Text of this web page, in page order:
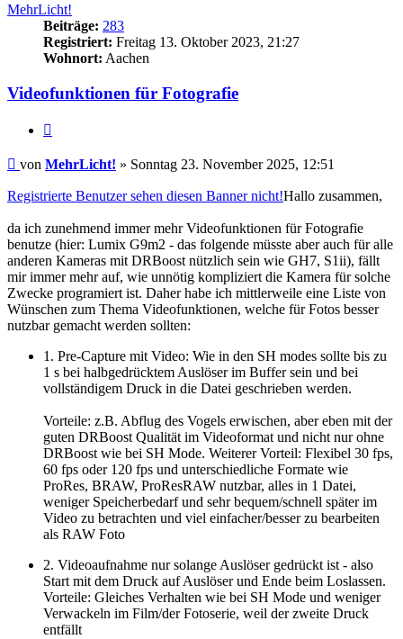
MehrLicht!
Beiträge: 283
Registriert: Freitag 13. Oktober 2023, 21:27
Wohnort: Aachen
Videofunktionen für Fotografie
Beitrag
von MehrLicht! » Sonntag 23. November 2025, 12:51
Registrierte Benutzer sehen diesen Banner nicht!Hallo zusammen,
da ich zunehmend immer mehr Videofunktionen für Fotografie
benutze (hier: Lumix G9m2 - das folgende müsste aber auch für alle
anderen Kameras mit DRBoost nützlich sein wie GH7, S1ii), fällt
mir immer mehr auf, wie unnötig kompliziert die Kamera für solche
Zwecke programiert ist. Daher habe ich mittlerweile eine Liste von
Wünschen zum Thema Videofunktionen, welche für Fotos besser
nutzbar gemacht werden sollten:
1. Pre-Capture mit Video: Wie in den SH modes sollte bis zu
1 s bei halbgedrücktem Auslöser im Buffer sein und bei
vollständigem Druck in die Datei geschrieben werden.
Vorteile: z.B. Abflug des Vogels erwischen, aber eben mit der
guten DRBoost Qualität im Videoformat und nicht nur ohne
DRBoost wie bei SH Mode. Weiterer Vorteil: Flexibel 30 fps,
60 fps oder 120 fps und unterschiedliche Formate wie
ProRes, BRAW, ProResRAW nutzbar, alles in 1 Datei,
weniger Speicherbedarf und sehr bequem/schnell später im
Video zu betrachten und viel einfacher/besser zu bearbeiten
als RAW Foto
2. Videoaufnahme nur solange Auslöser gedrückt ist - also
Start mit dem Druck auf Auslöser und Ende beim Loslassen.
Vorteile: Gleiches Verhalten wie bei SH Mode und weniger
Verwackeln im Film/der Fotoserie, weil der zweite Druck
entfällt